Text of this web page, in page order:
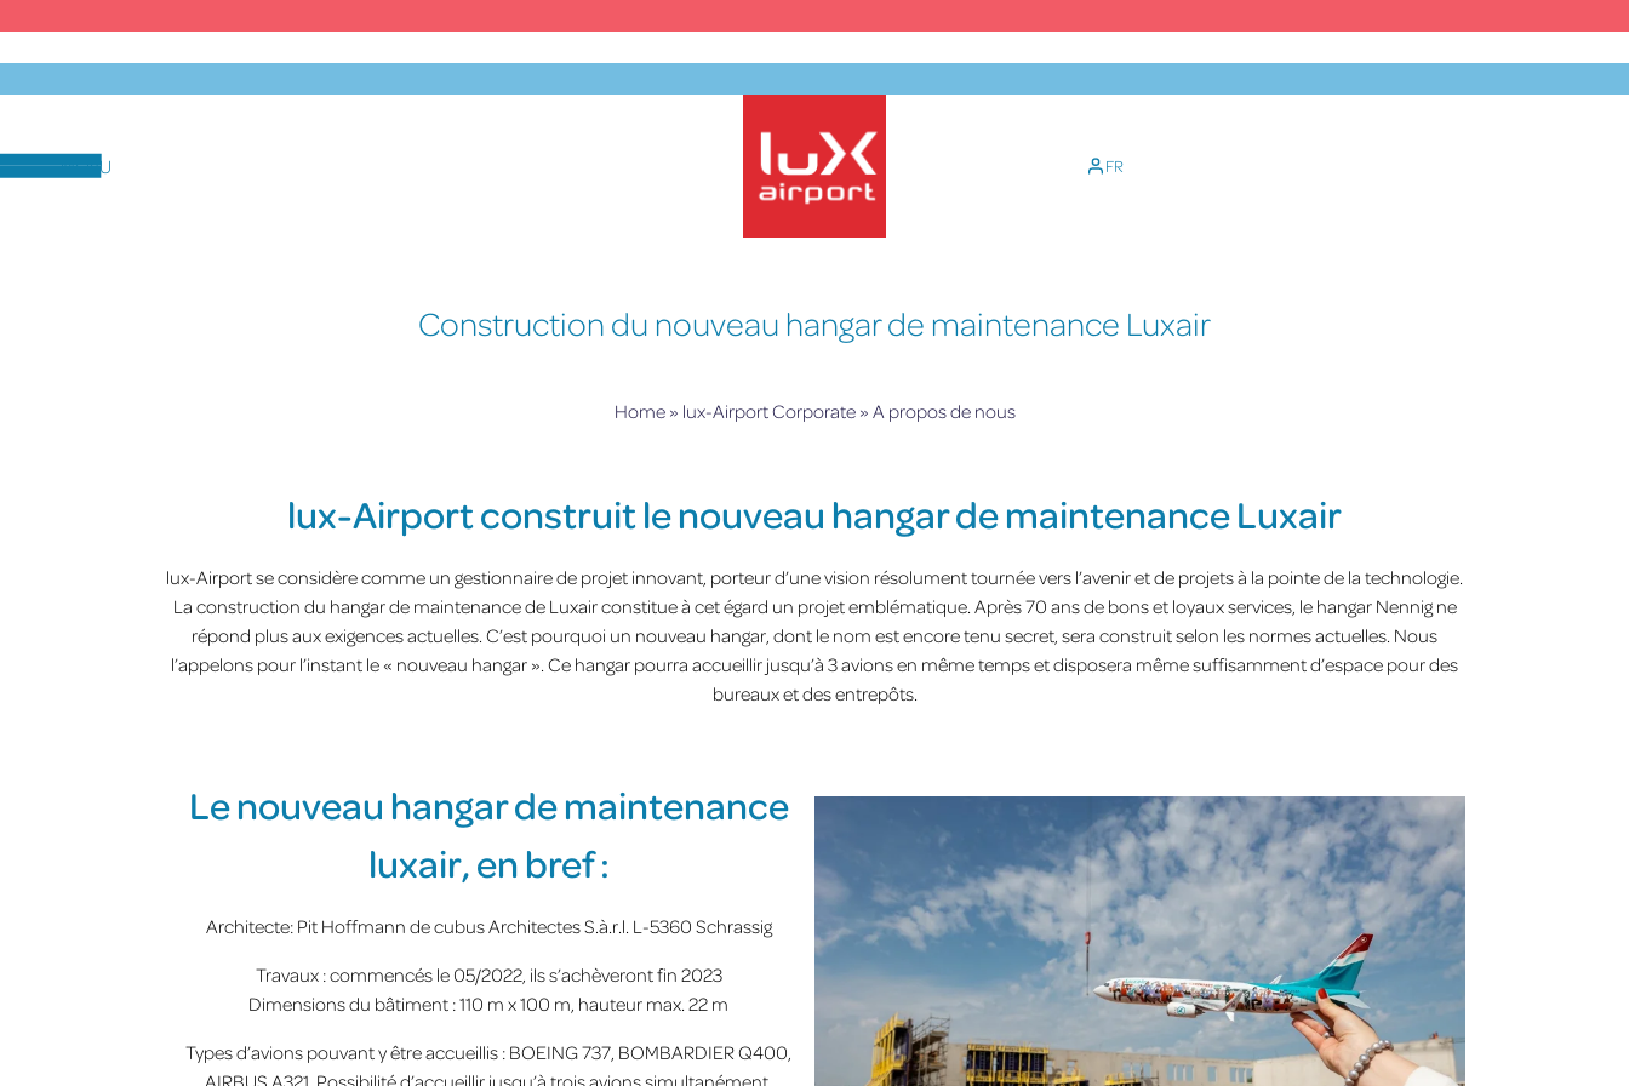
MENU FRFacebook
Construction du nouveau hangar de maintenance Luxair
Home» lux-Airport Corporate» A propos de nous
lux-Airport construit le nouveau hangar de maintenance Luxair
lux-Airport se considère comme un gestionnaire de projet innovant, porteur d’une vision résolument tournée vers l’avenir et de projets à la pointe de la technologie.
La construction du hangar de maintenance de Luxair constitue à cet égard un projet emblématique. Après 70 ans de bons et loyaux services, le hangar Nennig ne
répond plus aux exigences actuelles. C’est pourquoi un nouveau hangar, dont le nom est encore tenu secret, sera construit selon les normes actuelles. Nous
l’appelons pour l’instant le « nouveau hangar ». Ce hangar pourra accueillir jusqu’à 3 avions en même temps et disposera même suffisamment d’espace pour des
bureaux et des entrepôts.
Le nouveau hangar de maintenance
luxair, en bref :
Architecte: Pit Hoffmann de cubus Architectes S.à.r.l. L-5360 Schrassig
Travaux : commencés le 05/2022, ils s’achèveront fin 2023
Dimensions du bâtiment : 110 m x 100 m, hauteur max. 22 m
Types d’avions pouvant y être accueillis : BOEING 737, BOMBARDIER Q400,
AIRBUS A321. Possibilité d’accueillir jusqu’à trois avions simultanément.